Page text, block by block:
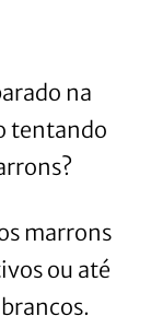
na
tentando
marrons
ou até